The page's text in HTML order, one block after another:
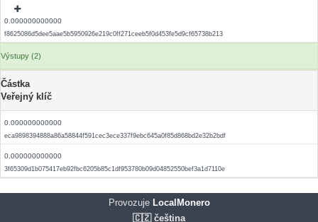
0.000000000000
f8625086d5dee5aae5b5950926e219c0ff271ceeb5f0d453fe5d9cf65738b213
Výstupy (2)
Částka
Veřejný klíč
0.000000000000
eca9898394888a86a58844f591cec3ece337f9ebc645a0f85d868bd2e32b2bdf
0.000000000000
3f65309d1b075417eb92fbc6205b85c1df953780b09d04852550bef3a1d7110e
ProvozujeLocalMonero
🇨🇿 čeština